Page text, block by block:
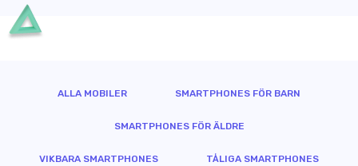
ALLA MOBILER SMARTPHONES FÖR BARN
SMARTPHONES FÖR ÄLDRE
VIKBARA SMARTPHONES TÅLIGA SMARTPHONES